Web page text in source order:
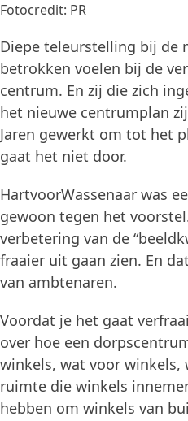
Fotocredit: PR
Diepe teleurstelling bij de
betrokken voelen bij de
centrum. En zij die zich
het nieuwe centrumplan
Jaren gewerkt om tot het
gaat het niet door.
HartvoorWassenaar was
gewoon tegen het
verbetering van de
fraaier uit gaan zien. En
van ambtenaren.
Voordat je het gaat
over hoe een
winkels, wat voor winkels,
ruimte die winkels
hebben om winkels van